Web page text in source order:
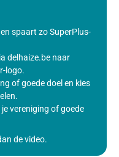
spaart zo SuperPlus-
delhaize.be naar
logo.
of goede doel en kies
vereniging of goede
de video.